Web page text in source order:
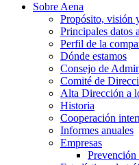
Sobre Aena
Propósito, visión
Principales datos
Perfil de la
Dónde estamos
Consejo de
Comité de
Alta Dirección a
Historia
Cooperación
Informes anuales
Empresas
Prevención